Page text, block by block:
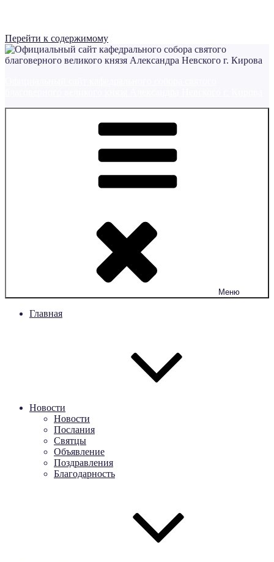
Перейти к содержимому
Меню
Главная
Новости
Новости
Послания
Святцы
Объявление
Поздравления
Благодарность